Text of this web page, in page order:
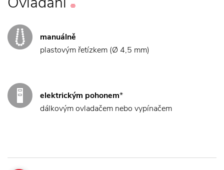
manuálně
plastovým řetízkem (Ø 4,5 mm)
elektrickým pohonem*
dálkovým ovladačem nebo vypínačem